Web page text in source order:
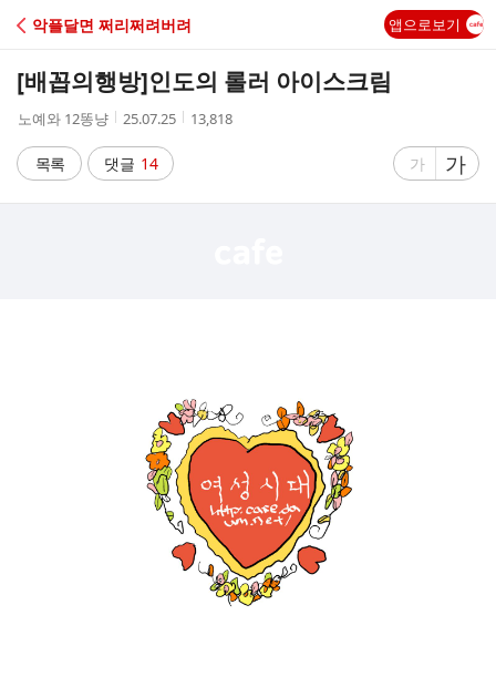
C
A
악플달면 쩌리쩌려버려 앱으로보기
[배꼽의행방]인도의 롤러 아이스크림
작
자
노예와 12똥냥
작
시
간
25.07.25
조
13,818
목록 댓글 14
글
가
글
자
가